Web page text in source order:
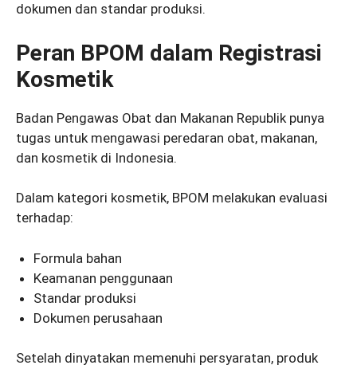
dokumen dan standar produksi.
Peran BPOM dalam Registrasi
Kosmetik
Badan Pengawas Obat dan Makanan Republik punya
tugas untuk mengawasi peredaran obat, makanan,
dan kosmetik di Indonesia.
Dalam kategori kosmetik, BPOM melakukan evaluasi
terhadap:
Formula bahan
Keamanan penggunaan
Standar produksi
Dokumen perusahaan
Setelah dinyatakan memenuhi persyaratan, produk